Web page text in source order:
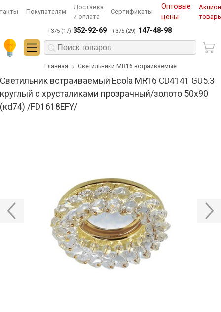
Покупателям
Доставка
и оплата
Сертификаты
Оптовые
цены
+375 (17) 352-92-69 +375 (29) 147-48-98
Главная Светильники MR16 встраиваемые
Светильник встраиваемый Ecola MR16 CD4141 GU5.3
круглый с хрусталиками прозрачный/золото 50x90
(кd74) /FD1618EFY/